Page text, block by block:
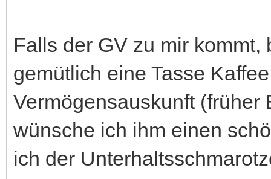
Falls der GV zu mir
gemütlich eine Tasse
Vermögensauskunft (früher
wünsche ich ihm einen
ich der